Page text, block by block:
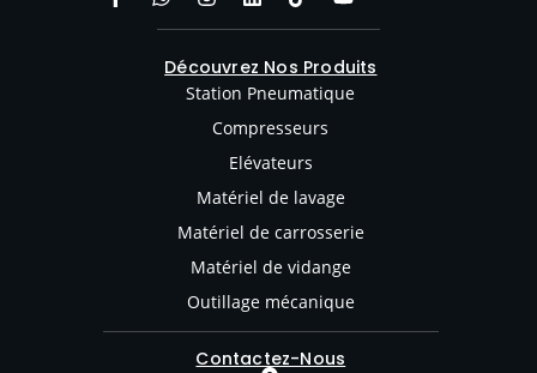
Découvrez Nos Produits
Station Pneumatique
Compresseurs
Elévateurs
Matériel de lavage
Matériel de carrosserie
Matériel de vidange
Outillage mécanique
Contactez-Nous